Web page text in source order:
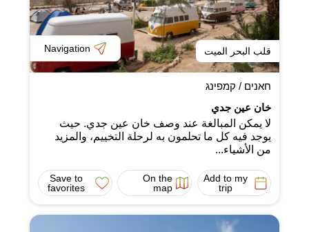
قلب البحر الميت Navigation
חאנים / קמפינג
خان عين جدي
لا يمكن المبالغة عند وصف خان عين جدي. حيث
يوجد فيه كل ما تحلمون به لرحلة التخييم، والمزيد
من الأشياء...
Add to my
trip
On the
map
Save to
favorites